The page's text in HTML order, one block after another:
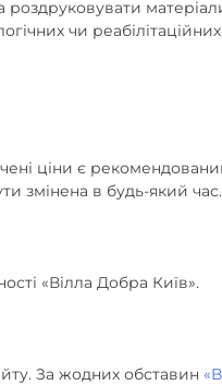
чи реабілітаційних
ціни є
змінена в будь-який час.
«Вілла Добра Київ».
За жодних обставин